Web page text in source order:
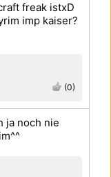
(0)
freak istxD
imp kaiser?
ja noch nie